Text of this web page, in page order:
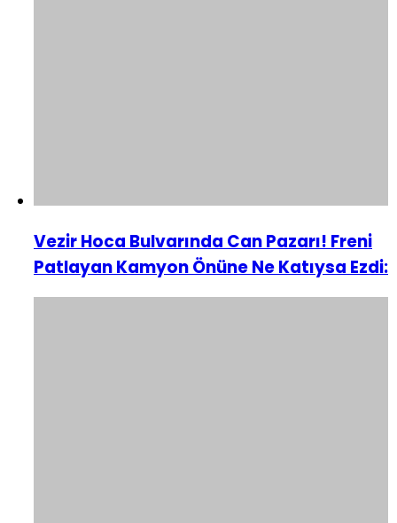
Vezir Hoca Bulvarında Can Pazarı! Freni
Patlayan Kamyon Önüne Ne Katıysa Ezdi: